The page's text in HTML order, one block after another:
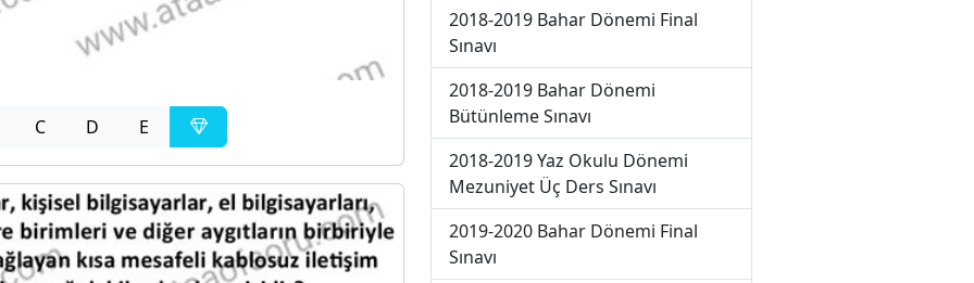
C D E
2018-2019 Bahar Dönemi Final
Sınavı
2018-2019 Bahar Dönemi
Bütünleme Sınavı
2018-2019 Yaz Okulu Dönemi
Mezuniyet Üç Ders Sınavı
2019-2020 Bahar Dönemi Final
Sınavı